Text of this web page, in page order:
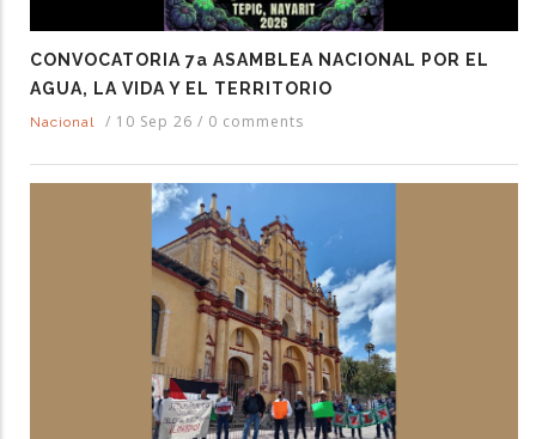
CONVOCATORIA 7a ASAMBLEA NACIONAL POR EL
AGUA, LA VIDA Y EL TERRITORIO
Nacional / 10 Sep 26 / 0 comments